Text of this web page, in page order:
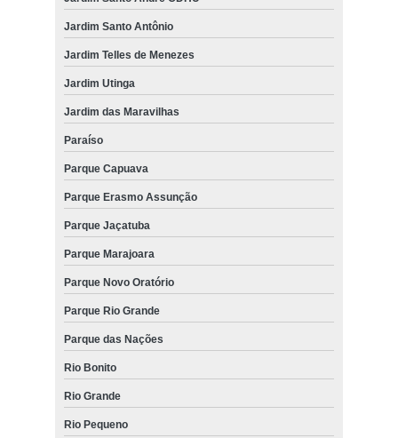
Jardim Santo Antônio
Jardim Telles de Menezes
Jardim Utinga
Jardim das Maravilhas
Paraíso
Parque Capuava
Parque Erasmo Assunção
Parque Jaçatuba
Parque Marajoara
Parque Novo Oratório
Parque Rio Grande
Parque das Nações
Rio Bonito
Rio Grande
Rio Pequeno